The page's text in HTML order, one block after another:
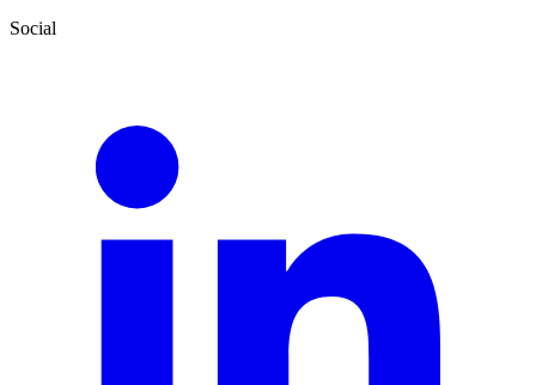
Social